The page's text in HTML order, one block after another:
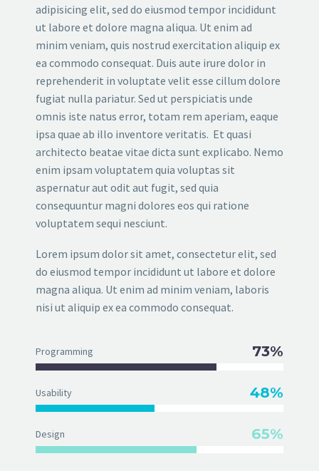
adipisicing elit, sed do eiusmod tempor incididunt
ut labore et dolore magna aliqua. Ut enim ad
minim veniam, quis nostrud exercitation aliquip ex
ea commodo consequat. Duis aute irure dolor in
reprehenderit in voluptate velit esse cillum dolore
fugiat nulla pariatur. Sed ut perspiciatis unde
omnis iste natus error, totam rem aperiam, eaque
ipsa quae ab illo inventore veritatis. Et quasi
architecto beatae vitae dicta sunt explicabo. Nemo
enim ipsam voluptatem quia voluptas sit
aspernatur aut odit aut fugit, sed quia
consequuntur magni dolores eos qui ratione
voluptatem sequi nesciunt.
Lorem ipsum dolor sit amet, consectetur elit, sed
do eiusmod tempor incididunt ut labore et dolore
magna aliqua. Ut enim ad minim veniam, laboris
nisi ut aliquip ex ea commodo consequat.
Programming 73%
Usability 48%
Design 65%